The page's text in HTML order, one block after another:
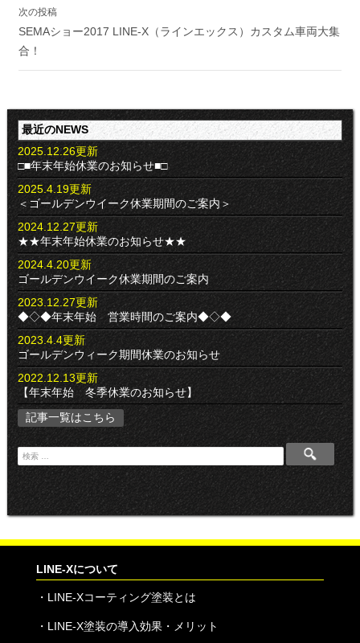
ー
シ
ン
次の投稿
SEMAショー2017 LINE-X（ラインエックス）カスタム車両大集
合！
最近のNEWS
2025.12.26更新
□■年末年始休業のお知らせ■□
2025.4.19更新
＜ゴールデンウイーク休業期間のご案内＞
2024.12.27更新
★★年末年始休業のお知らせ★★
2024.4.20更新
ゴールデンウイーク休業期間のご案内
2023.12.27更新
◆◇◆年末年始 営業時間のご案内◆◇◆
2023.4.4更新
ゴールデンウィーク期間休業のお知らせ
2022.12.13更新
【年末年始 冬季休業のお知らせ】
記事一覧はこちら
検
索
:
LINE-Xについて
・ LINE-Xコーティング塗装とは
・ LINE-X塗装の導入効果・メリット